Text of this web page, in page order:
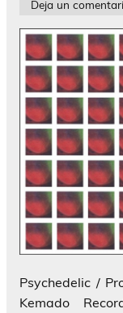
Deja un
Psychedelic /
Kemado